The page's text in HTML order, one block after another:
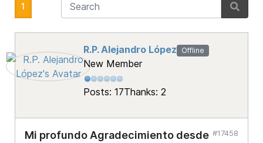
1
R.P. Alejandro López Offline
New Member
Posts: 17Thanks: 2
Mi profundo Agradecimiento desde #17458